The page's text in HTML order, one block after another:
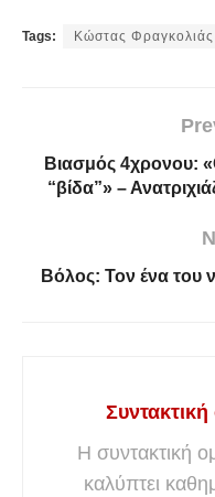
Tags: Κώστας Φραγκολιάς
Βιασμός 4χρονου:
“βίδα”» –
Βόλος: Τον ένα του
Η συντακτική
καλύπτει